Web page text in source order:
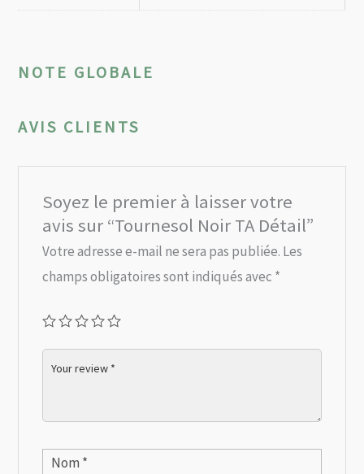
NOTE GLOBALE
AVIS CLIENTS
Soyez le premier à laisser votre
avis sur “Tournesol Noir TA Détail”
Votre adresse e-mail ne sera pas publiée. Les
champs obligatoires sont indiqués avec *